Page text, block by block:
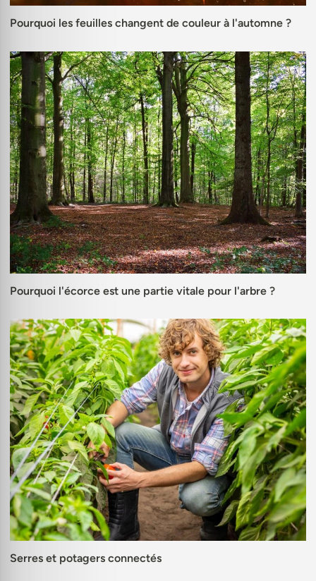
Pourquoi les feuilles changent de couleur à l'automne ?
Pourquoi l'écorce est une partie vitale pour l'arbre ?
Serres et potagers connectés